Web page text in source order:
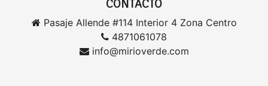
CONTACTO
Pasaje Allende #114 Interior 4 Zona Centro
4871061078
info@mirioverde.com